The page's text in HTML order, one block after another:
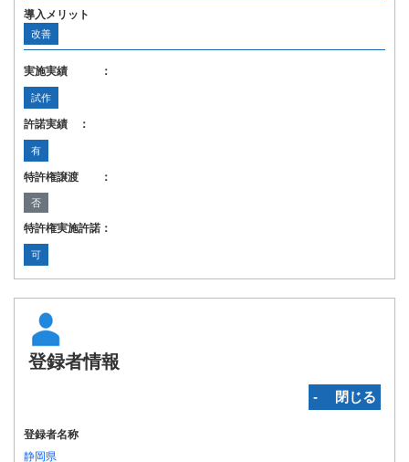
導入メリット
改善
実施実績 ：
試作
許諾実績 ：
有
特許権譲渡 ：
否
特許権実施許諾：
可
登録者情報
‐ 閉じる
登録者名称
静岡県